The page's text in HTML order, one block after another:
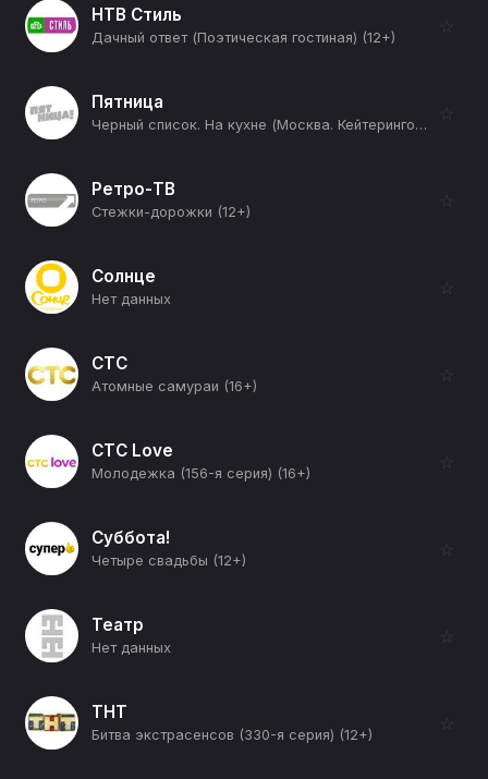
НТВ Стиль
Дачный ответ (Поэтическая гостиная) (12+)
☆
Пятница
Черный список. На кухне (Москва. Кейтеринговое агентство) (12+)
☆
Ретро-ТВ
Стежки-дорожки (12+)
☆
Солнце
Нет данных
☆
СТС
Атомные самураи (16+)
☆
СТС Love
Молодежка (156-я серия) (16+)
☆
Суббота!
Четыре свадьбы (12+)
☆
Театр
Нет данных
☆
ТНТ
Битва экстрасенсов (330-я серия) (12+)
☆